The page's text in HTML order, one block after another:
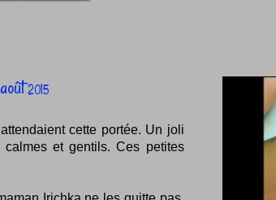
août2015
cette portée. Un joli
calmes et gentils. Ces petites